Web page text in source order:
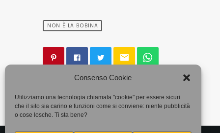
Consenso Cookie
Utilizziamo una tecnologia chiamata "cookie" per essere sicuri
che il sito sia carino e funzioni come si conviene: niente pubblicità
o cose losche. Ti sta bene?
NON È LA BOBINA
email